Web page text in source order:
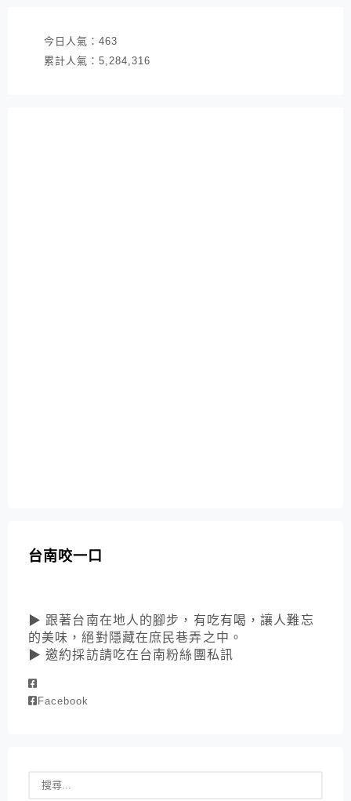
今日人氣： 463
累計人氣： 5,284,316
台南咬一口
▶ 跟著台南在地人的腳步，有吃有喝，讓人難忘
的美味，絕對隱藏在庶民巷弄之中。
▶ 邀約採訪請吃在台南粉絲團私訊
Facebook